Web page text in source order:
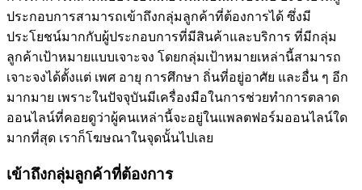
ประกอบการสามารถเข้าถึงกลุ่มลูกค้าที่ต้องการได้ ซึ่งมี
ประโยชน์มากกับผู้ประกอบการที่มีสินค้าและบริการ ที่มีกลุ่ม
ลูกค้าเป้าหมายแบบเจาะจง โดยกลุ่มเป้าหมายเหล่านี้สามารถ
เจาะจงได้ตั้งแต่ เพศ อายุ การศึกษา ถิ่นที่อยู่อาศัย และอื่น ๆ อีก
มากมาย เพราะในปัจจุบันมีเครื่องมือในการช่วยทำการตลาด
ออนไลน์ที่คอยดูว่าผู้คนเหล่านี้จะอยู่ในแพลตฟอร์มออนไลน์ใด
มากที่สุด เราก็โฆษณาในจุดนั้นไปเลย
เข้าถึงกลุ่มลูกค้าที่ต้องการ